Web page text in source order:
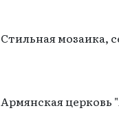
Стильная мозаика,
Армянская церковь